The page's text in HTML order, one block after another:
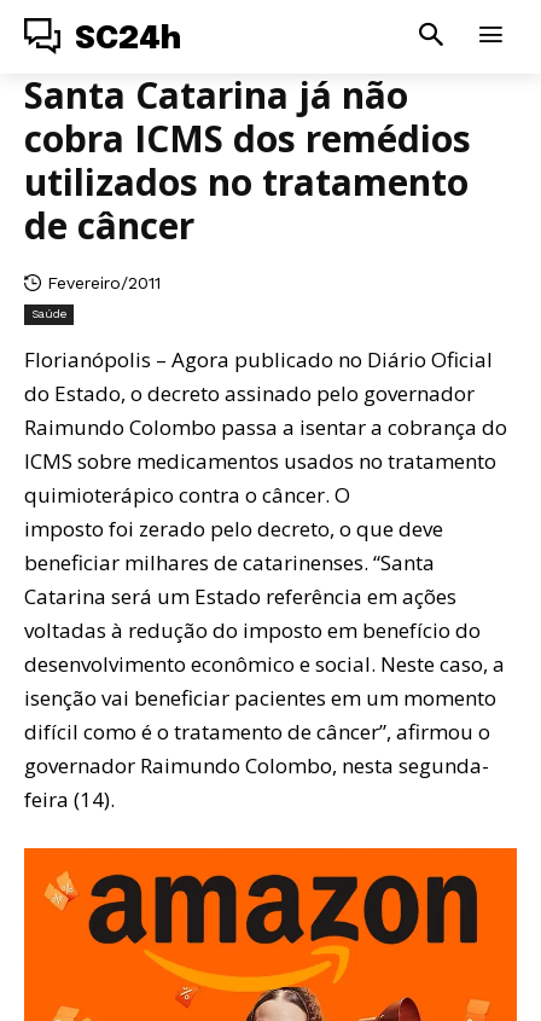
SC24h
Santa Catarina já não
cobra ICMS dos remédios
utilizados no tratamento
de câncer
Fevereiro/2011
Saúde
Florianópolis – Agora publicado no Diário Oficial
do Estado, o decreto assinado pelo governador
Raimundo Colombo passa a isentar a cobrança do
ICMS sobre medicamentos usados no tratamento
quimioterápico contra o câncer. O
imposto foi zerado pelo decreto, o que deve
beneficiar milhares de catarinenses. “Santa
Catarina será um Estado referência em ações
voltadas à redução do imposto em benefício do
desenvolvimento econômico e social. Neste caso, a
isenção vai beneficiar pacientes em um momento
difícil como é o tratamento de câncer”, afirmou o
governador Raimundo Colombo, nesta segunda-
feira (14).